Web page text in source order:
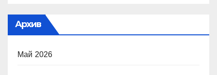
Архив
Май 2026